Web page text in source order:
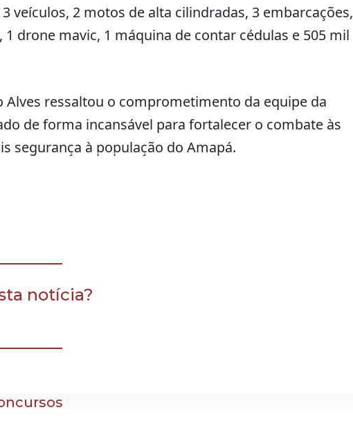
veículos, 2 motos de alta cilindradas, 3 embarcações,
1 drone mavic, 1 máquina de contar cédulas e 505 mil
Alves ressaltou o comprometimento da equipe da
de forma incansável para fortalecer o combate às
segurança à população do Amapá.
notícia?